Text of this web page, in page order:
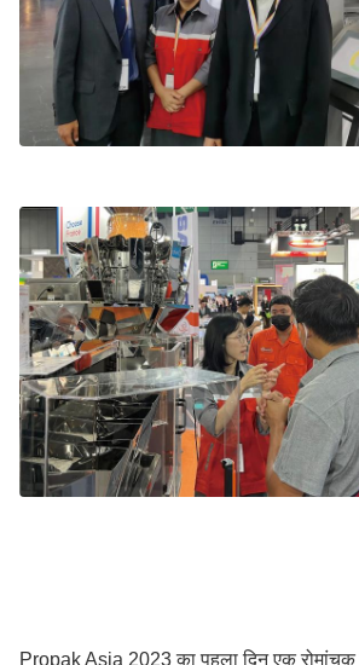
Propak Asia 2023 का पहला दिन एक